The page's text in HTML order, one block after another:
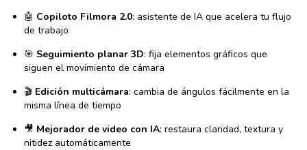
🤖 Copiloto Filmora 2.0: asistente de IA que acelera tu flujo
de trabajo
🎯 Seguimiento planar 3D: fija elementos gráficos que
siguen el movimiento de cámara
🎬 Edición multicámara: cambia de ángulos fácilmente en la
misma línea de tiempo
🎥 Mejorador de video con IA: restaura claridad, textura y
nitidez automáticamente